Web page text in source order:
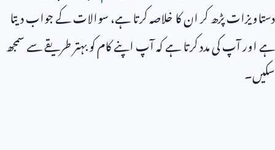
دستاویزات پڑھ کر ان کا خلاصہ کرتا ہے، سوالات کے جواب دیتا
ہے اور آپ کی مدد کرتا ہے کہ آپ اپنے کام کو بہتر طریقے سے سمجھ
سکیں۔